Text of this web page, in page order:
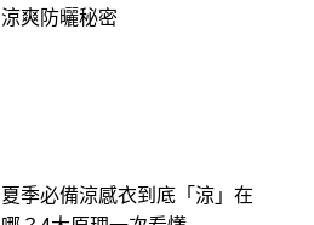
涼爽防曬秘密
夏季必備涼感衣到底「涼」在